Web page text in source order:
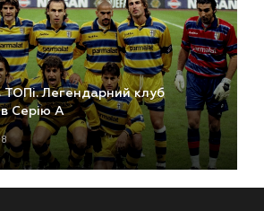
ТОПі. Легендарний клуб
в Серію А